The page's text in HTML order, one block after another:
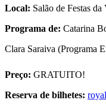
Local: Salão de Festas
Programa de: Catarina
Clara Saraiva (Programa
Preço: GRATUITO!
Reserva de bilhetes: